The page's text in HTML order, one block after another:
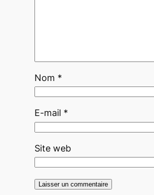
Nom *
E-mail *
Site web